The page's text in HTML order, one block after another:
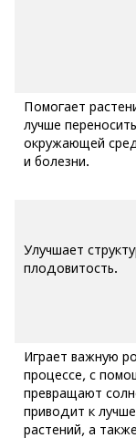
Помогает
лучше
окружающей
и болезни.
Улучшает
плодовитость.
Играет важную
процессе, с
превращают
приводит к
растений, а